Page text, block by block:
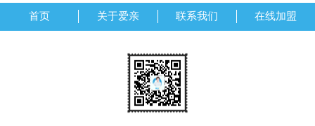
首页 关于爱亲 联系我们 在线加盟